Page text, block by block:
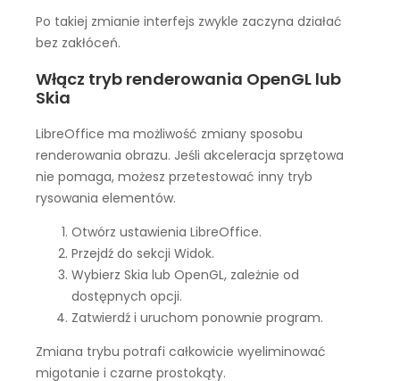
Po takiej zmianie interfejs zwykle zaczyna działać
bez zakłóceń.
Włącz tryb renderowania OpenGL lub
Skia
LibreOffice ma możliwość zmiany sposobu
renderowania obrazu. Jeśli akceleracja sprzętowa
nie pomaga, możesz przetestować inny tryb
rysowania elementów.
Otwórz ustawienia LibreOffice.
Przejdź do sekcji Widok.
Wybierz Skia lub OpenGL, zależnie od
dostępnych opcji.
Zatwierdź i uruchom ponownie program.
Zmiana trybu potrafi całkowicie wyeliminować
migotanie i czarne prostokąty.